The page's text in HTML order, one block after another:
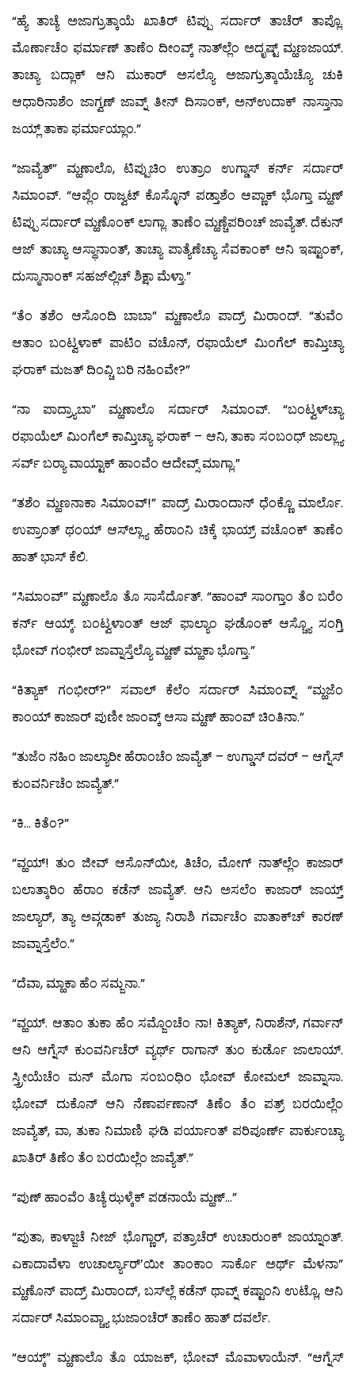
“ಹ್ಯೆ ತಾಚ್ಯೆ ಅಜಾಗ್ರುತ್ಕಾಯೆ ಖಾತಿರ್ ಟಿಪ್ಪು ಸರ್ದಾರ್ ತಾಚೆರ್ ತಾಪ್ಲೊ.
ಮೊರ್ಣಾಚೆಂ ಫರ್ಮಾಣ್ ತಾಣೆಂ ದೀಂವ್ಕ್ ನಾತ್‍ಲ್ಲೆಂ ಅದೃಷ್ಟ್ ಮ್ಹಣಜಾಯ್.
ತಾಚ್ಯಾ ಬದ್ಲಾಕ್ ಆನಿ ಮುಕಾರ್ ಅಸಲ್ಯೊ ಅಜಾಗ್ರುತ್ಕಾಯೆಚ್ಯೊ ಚುಕಿ
ಆಧಾರಿನಾಶೆಂ ಜಾಗ್ವಣ್ ಜಾವ್ನ್ ತೀನ್ ದಿಸಾಂಕ್, ಅನ್‍ಉದಾಕ್ ನಾಸ್ತಾನಾ
ಜಯ್ಲ್ ತಾಕಾ ಫರ್ಮಾಯ್ಲಾಂ.”
“ಜಾವ್ಯೆತ್” ಮ್ಹಣಾಲೊ, ಟಿಪ್ಪುಚಿಂ ಉತ್ರಾಂ ಉಗ್ಡಾಸ್ ಕರ್ನ್ ಸರ್ದಾರ್
ಸಿಮಾಂವ್. “ಆಪ್ಲೆಂ ರಾಜ್ವಟ್ ಕೊಸ್ಳೊನ್ ಪಡ್ತಾಶೆಂ ಆಪ್ಣಾಕ್ ಭೊಗ್ತಾ ಮ್ಹಣ್
ಟಿಪ್ಪು ಸರ್ದಾರ್ ಮ್ಹಣೊಂಕ್ ಲಾಗ್ಲಾ. ತಾಣೆಂ ಮ್ಹಣ್ಚೆಪರಿಂಚ್ ಜಾವ್ಯೆತ್. ದೆಕುನ್
ಆಜ್ ತಾಚ್ಯಾ ಆಸ್ಥಾನಾಂತ್, ತಾಚ್ಯಾ ಪಾತ್ಯೆಣೆಚ್ಯಾ ಸೆವಕಾಂಕ್ ಆನಿ ಇಷ್ಟಾಂಕ್,
ದುಸ್ಮಾನಾಂಕ್ ಸಹಜ್‍ಲ್ಲಿಚ್ ಶಿಕ್ಷಾ ಮೆಳ್ತಾ.”
“ತೆಂ ತಶೆಂ ಆಸೊಂದಿ ಬಾಬಾ” ಮ್ಹಣಾಲೊ ಪಾದ್ರ್ ಮಿರಾಂದ್. “ತುವೆಂ
ಆತಾಂ ಬಂಟ್ವಳಾಕ್ ಪಾಟಿಂ ವಚೊನ್, ರಫಾಯೆಲ್ ಮಿಂಗೆಲ್ ಕಾಮ್ತಿಚ್ಯಾ
ಘರಾಕ್ ಮಜತ್ ದಿಂವ್ಚಿ ಬರಿ ನಹಿಂವೇ?”
“ನಾ ಪಾದ್ರ್ಯಾಬಾ” ಮ್ಹಣಾಲೊ ಸರ್ದಾರ್ ಸಿಮಾಂವ್. “ಬಂಟ್ವಳ್‍ಚ್ಯಾ
ರಫಾಯೆಲ್ ಮಿಂಗೆಲ್ ಕಾಮ್ತಿಚ್ಯಾ ಘರಾಕ್ – ಆನಿ, ತಾಕಾ ಸಂಬಂಧ್ ಜಾಲ್ಲ್ಯಾ
ಸರ್ವ್ ಬರ್‍ಯಾ ವಾಯ್ಟಾಕ್ ಹಾಂವೆಂ ಆದೇವ್ಸ್ ಮಾಗ್ಲಾ.”
“ತಶೆಂ ಮ್ಹಣನಾಕಾ ಸಿಮಾಂವ್!” ಪಾದ್ರ್ ಮಿರಾಂದಾನ್ ಧೆಂಕ್ಣೊ ಮಾರ್ಲೊ.
ಉಪ್ರಾಂತ್ ಥಂಯ್ ಆಸ್‍ಲ್ಲ್ಯಾ ಹೆರಾಂನಿ ಚಿಕ್ಕೆ ಭಾಯ್ರ್ ವಚೊಂಕ್ ತಾಣೆಂ
ಹಾತ್ ಭಾಸ್ ಕೆಲಿ.
“ಸಿಮಾಂವ್” ಮ್ಹಣಾಲೊ ತೊ ಸಾಸೆರ್ದೊತ್. “ಹಾಂವ್ ಸಾಂಗ್ತಾಂ ತೆಂ ಬರೆಂ
ಕರ್ನ್ ಆಯ್ಕ್. ಬಂಟ್ವಳಾಂತ್ ಆಜ್ ಫಾಲ್ಯಾಂ ಘಡೊಂಕ್ ಆಸ್ಚ್ಯೊ ಸಂಗ್ತಿ
ಭೋವ್ ಗಂಭೀರ್ ಜಾವ್ನಾಸ್ತೆಲ್ಯೊ ಮ್ಹಣ್ ಮ್ಹಾಕಾ ಭೊಗ್ತಾ.”
“ಕಿತ್ಯಾಕ್ ಗಂಭೀರ್?” ಸವಾಲ್ ಕೆಲೆಂ ಸರ್ದಾರ್ ಸಿಮಾಂವ್ನ್. “ಮ್ಹಜೆಂ
ಕಾಂಯ್ ಕಾಜಾರ್ ಪುಣೀ ಜಾಂವ್ಕ್ ಆಸಾ ಮ್ಹಣ್ ಹಾಂವ್ ಚಿಂತಿನಾ.”
“ತುಜೆಂ ನಹಿಂ ಜಾಲ್ಯಾರೀ ಹೆರಾಂಚೆಂ ಜಾವ್ಯೆತ್ – ಉಗ್ಡಾಸ್ ದವರ್ – ಆಗ್ನೆಸ್
ಕುಂವರ್ನಿಚೆಂ ಜಾವ್ಯೆತ್.”
“ಕಿ… ಕಿತೆಂ?”
“ವ್ಹಯ್! ತುಂ ಜೀವ್ ಆಸೊನ್‍ಯೀ, ತಿಚೆಂ, ಮೋಗ್ ನಾತ್‍ಲ್ಲೆಂ ಕಾಜಾರ್
ಬಲಾತ್ಕಾರಿಂ ಹೆರಾಂ ಕಡೆನ್ ಜಾವ್ಯೆತ್. ಆನಿ ಅಸಲೆಂ ಕಾಜಾರ್ ಜಾಯ್ತ್
ಜಾಲ್ಯಾರ್, ತ್ಯಾ ಅವ್ಗಡಾಕ್ ತುಜ್ಯಾ ನಿರಾಶಿ ಗರ್ವಾಚೆಂ ಪಾತಾಕ್‍ಚ್ ಕಾರಣ್
ಜಾವ್ನಾಸ್ತೆಲೆಂ.”
“ದೆವಾ, ಮ್ಹಾಕಾ ಹೆಂ ಸಮ್ಜನಾ.”
“ವ್ಹಯ್. ಆತಾಂ ತುಕಾ ಹೆಂ ಸಮ್ಜೊಂಚೆಂ ನಾ! ಕಿತ್ಯಾಕ್, ನಿರಾಶೆನ್, ಗರ್ವಾನ್
ಆನಿ ಆಗ್ನೆಸ್ ಕುಂವರ್ನಿಚೆರ್ ವ್ಯರ್ಥ್ ರಾಗಾನ್ ತುಂ ಕುರ್ಡೊ ಜಾಲಾಯ್.
ಸ್ತ್ರೀಯೆಚೆಂ ಮನ್ ಮೊಗಾ ಸಂಬಂಧಿಂ ಭೋವ್ ಕೋಮಲ್ ಜಾವ್ನಾಸಾ.
ಭೋವ್ ದುಕೊನ್ ಆನಿ ನೆಣಾರ್ಪಣಾನ್ ತಿಣೆಂ ತೆಂ ಪತ್ರ್ ಬರಯಿಲ್ಲೆಂ
ಜಾವ್ಯೆತ್, ವಾ, ತುಕಾ ನಿಮಾಣಿ ಘಡಿ ಪರ್ಯಾಂತ್ ಪರಿಪೂರ್ಣ್ ಪಾರ್ಕುಂಚ್ಯಾ
ಖಾತಿರ್ ತಿಣೆಂ ತೆಂ ಬರಯಿಲ್ಲೆಂ ಜಾವ್ಯೆತ್.”
“ಪುಣ್ ಹಾಂವೆಂ ತಿಚ್ಯೆ ಝಳ್ಕೆಕ್ ಪಡನಾಯೆ ಮ್ಹಣ್…”
“ಪುತಾ, ಕಾಳ್ಜಾಚೆ ನೀಜ್ ಭೊಗ್ಣಾರ್, ಪತ್ರಾಚೆರ್ ಉಚಾರುಂಕ್ ಜಾಯ್ನಾಂತ್.
ಎಕಾದಾವೆಳಾ ಉಚಾರ್ಲ್ಯಾರ್’ಯೀ ತಾಂಕಾಂ ಸಾರ್ಕೊ ಅರ್ಥ್ ಮೆಳನಾ”
ಮ್ಹಣೊನ್ ಪಾದ್ರ್ ಮಿರಾಂದ್, ಬಸ್‍ಲ್ಲೆ ಕಡೆನ್ ಥಾವ್ನ್ ಕಷ್ಟಾಂನಿ ಉಟ್ಲೊ, ಆನಿ
ಸರ್ದಾರ್ ಸಿಮಾಂವ್ಚ್ಯಾ ಭುಜಾಂಚೆರ್ ತಾಣೆಂ ಹಾತ್ ದವರ್ಲೆ.
“ಆಯ್ಕ್” ಮ್ಹಣಾಲೊ ತೊ ಯಾಜಕ್, ಭೋವ್ ಮೊವಾಳಾಯೆನ್. “ಆಗ್ನೆಸ್